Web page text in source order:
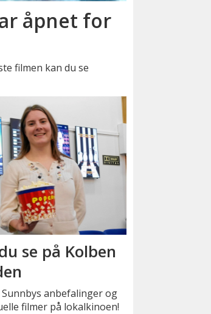
åpnet for
filmen kan du se
se på Kolben
anbefalinger og
filmer på lokalkinoen!